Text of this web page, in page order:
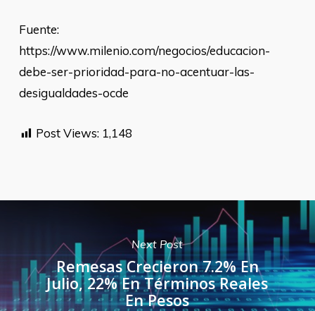
Fuente:
https://www.milenio.com/negocios/educacion-
debe-ser-prioridad-para-no-acentuar-las-
desigualdades-ocde
Post Views: 1,148
Next Post
Remesas Crecieron 7.2% En
Julio, 22% En Términos Reales
En Pesos